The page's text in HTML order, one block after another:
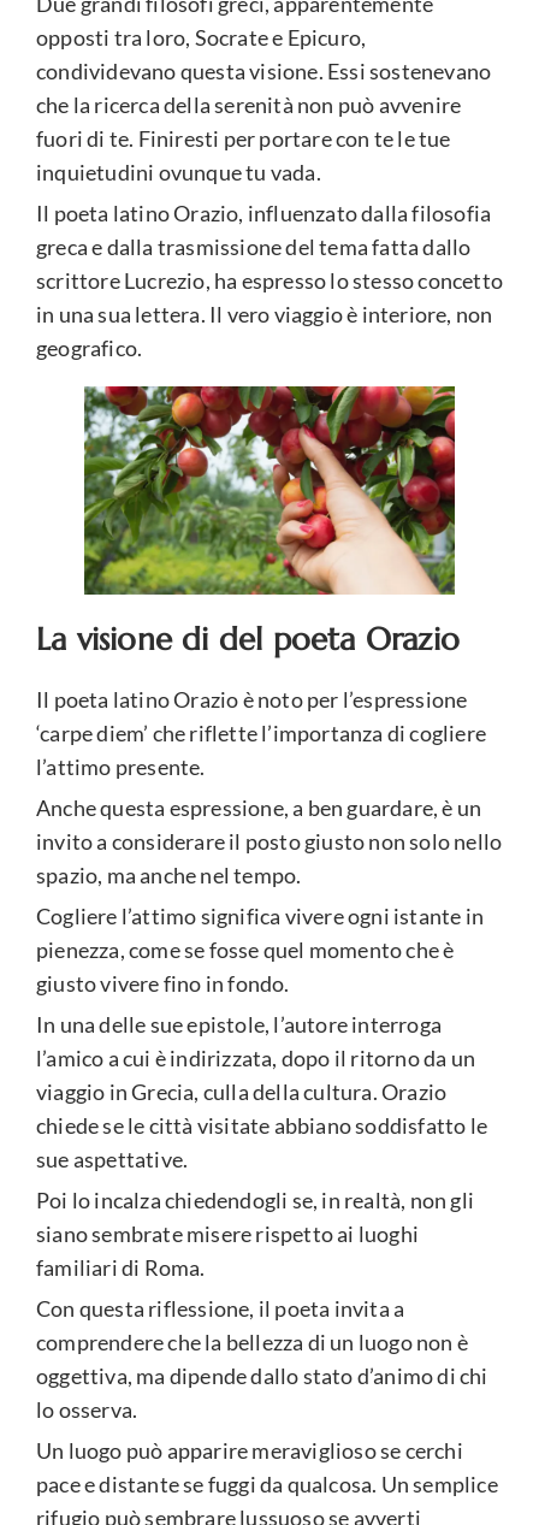
opposti tra loro, Socrate e Epicuro,
condividevano questa visione. Essi sostenevano
che la ricerca della serenità non può avvenire
fuori di te. Finiresti per portare con te le tue
inquietudini ovunque tu vada.
Il poeta latino Orazio, influenzato dalla filosofia
greca e dalla trasmissione del tema fatta dallo
scrittore Lucrezio, ha espresso lo stesso concetto
in una sua lettera. Il vero viaggio è interiore, non
geografico.
La visione di del poeta Orazio
Il poeta latino Orazio è noto per l’espressione
‘carpe diem’ che riflette l’importanza di cogliere
l’attimo presente.
Anche questa espressione, a ben guardare, è un
invito a considerare il posto giusto non solo nello
spazio, ma anche nel tempo.
Cogliere l’attimo significa vivere ogni istante in
pienezza, come se fosse quel momento che è
giusto vivere fino in fondo.
In una delle sue epistole, l’autore interroga
l’amico a cui è indirizzata, dopo il ritorno da un
viaggio in Grecia, culla della cultura. Orazio
chiede se le città visitate abbiano soddisfatto le
sue aspettative.
Poi lo incalza chiedendogli se, in realtà, non gli
siano sembrate misere rispetto ai luoghi
familiari di Roma.
Con questa riflessione, il poeta invita a
comprendere che la bellezza di un luogo non è
oggettiva, ma dipende dallo stato d’animo di chi
lo osserva.
Un luogo può apparire meraviglioso se cerchi
pace e distante se fuggi da qualcosa. Un semplice
rifugio può sembrare lussuoso se avverti